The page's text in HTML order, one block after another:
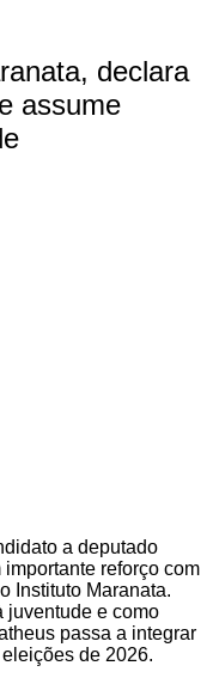
declara
assume
a deputado
reforço com
Instituto Maranata.
juventude e como
passa a integrar
de 2026.